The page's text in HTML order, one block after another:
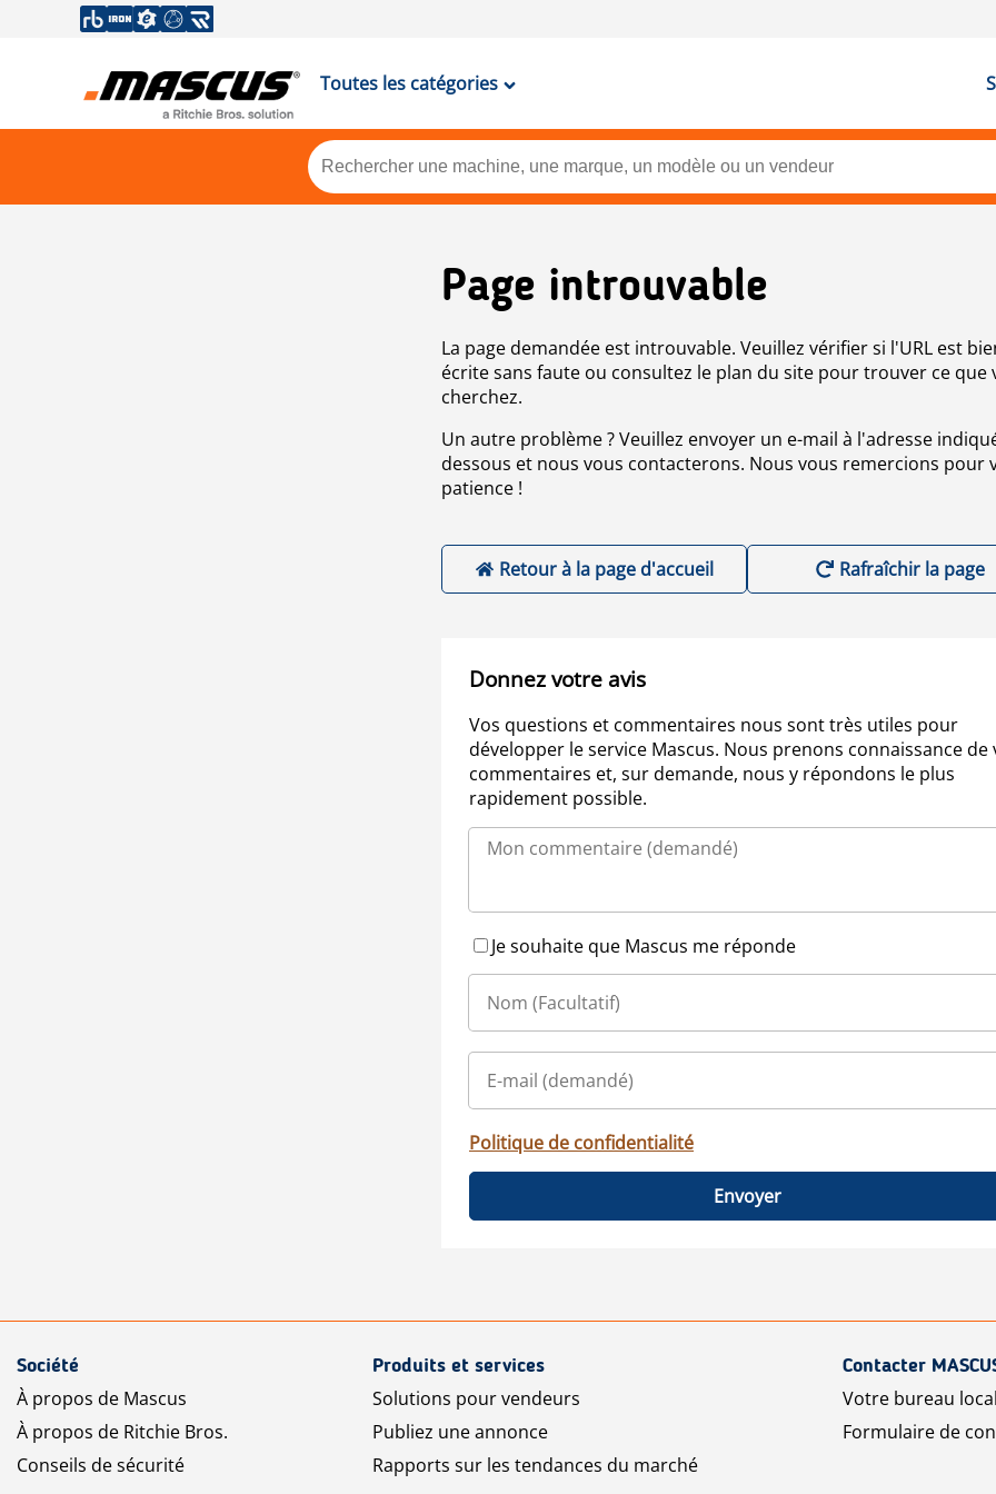
Toutes les catégories
Page introuvable
La page demandée est introuvable. Veuillez vérifier si l'URL est
écrite sans faute ou consultez le plan du site pour trouver ce que
cherchez.
Un autre problème ? Veuillez envoyer un e-mail à l'adresse
dessous et nous vous contacterons. Nous vous remercions pour
patience !
Retour à la page d'accueil Rafraîchir la page
Donnez votre avis
Vos questions et commentaires nous sont très utiles pour
développer le service Mascus. Nous prenons connaissance de
commentaires et, sur demande, nous y répondons le plus
rapidement possible.
Je souhaite que Mascus me réponde
Politique de confidentialité
Envoyer
Société
À propos de Mascus
À propos de Ritchie Bros.
Conseils de sécurité
Produits et services
Solutions pour vendeurs
Publiez une annonce
Rapports sur les tendances du marché
Contacter
Votre bureau
Formulaire de